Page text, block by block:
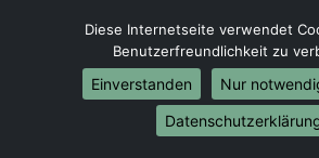
Umzug von Hanau nach Bremen
Umzug von Hanau nach Dresden
Umzug von Hanau nach Hannover
Umzug von Hanau nach Nürnberg
Umzug von Hanau nach Duisburg
Diese Internetseite verwendet
Benutzerfreundlichkeit zu
Einverstanden
Nur